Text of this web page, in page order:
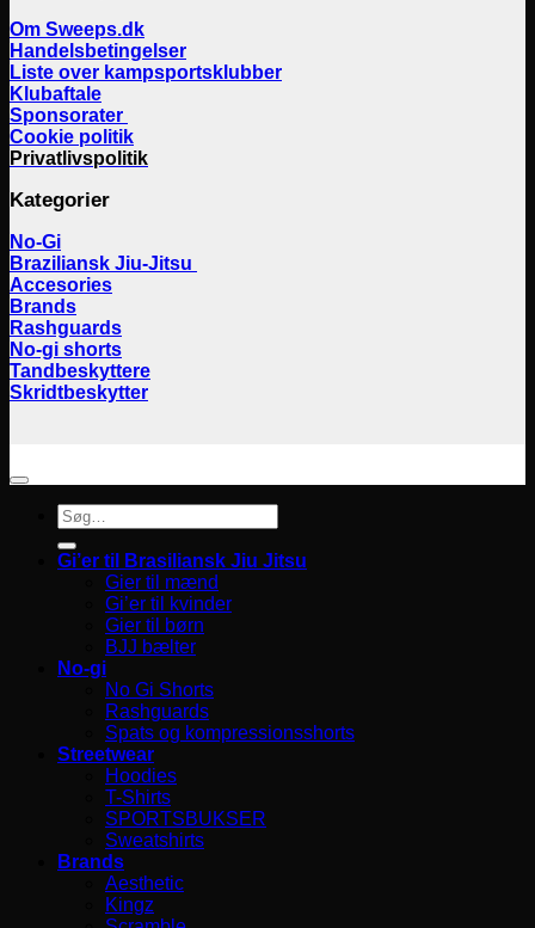
Om Sweeps.dk
Handelsbetingelser
Liste over kampsportsklubber
Klubaftale
Sponsorater
Cookie politik
Privatlivspolitik
Kategorier
No-Gi
Braziliansk Jiu-Jitsu
Accesories
Brands
Rashguards
No-gi shorts
Tandbeskyttere
Skridtbeskytter
Søg
efter:
Gi’er til Brasiliansk Jiu Jitsu
Gier til mænd
Gi’er til kvinder
Gier til børn
BJJ bælter
No-gi
No Gi Shorts
Rashguards
Spats og kompressionsshorts
Streetwear
Hoodies
T-Shirts
SPORTSBUKSER
Sweatshirts
Brands
Aesthetic
Kingz